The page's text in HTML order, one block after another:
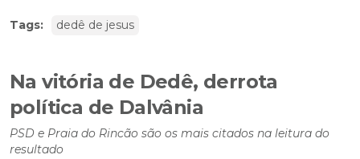
Tags: dedê de jesus
Na vitória de Dedê, derrota
política de Dalvânia
PSD e Praia do Rincão são os mais citados na leitura do
resultado